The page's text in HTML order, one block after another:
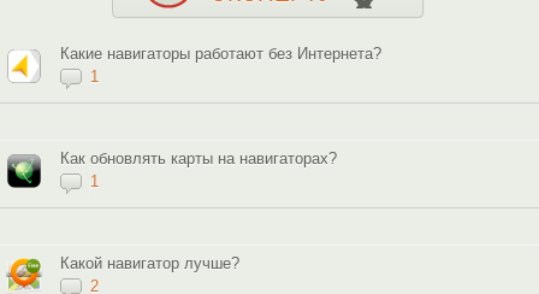
Какие навигаторы работают без Интернета?
1
Как обновлять карты на навигаторах?
1
Какой навигатор лучше?
2